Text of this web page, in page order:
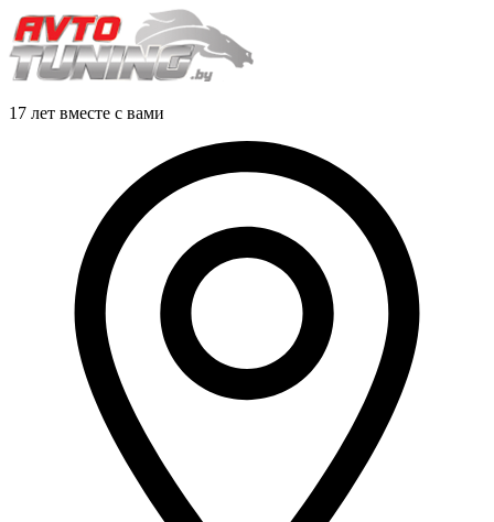
17 лет вместе с вами